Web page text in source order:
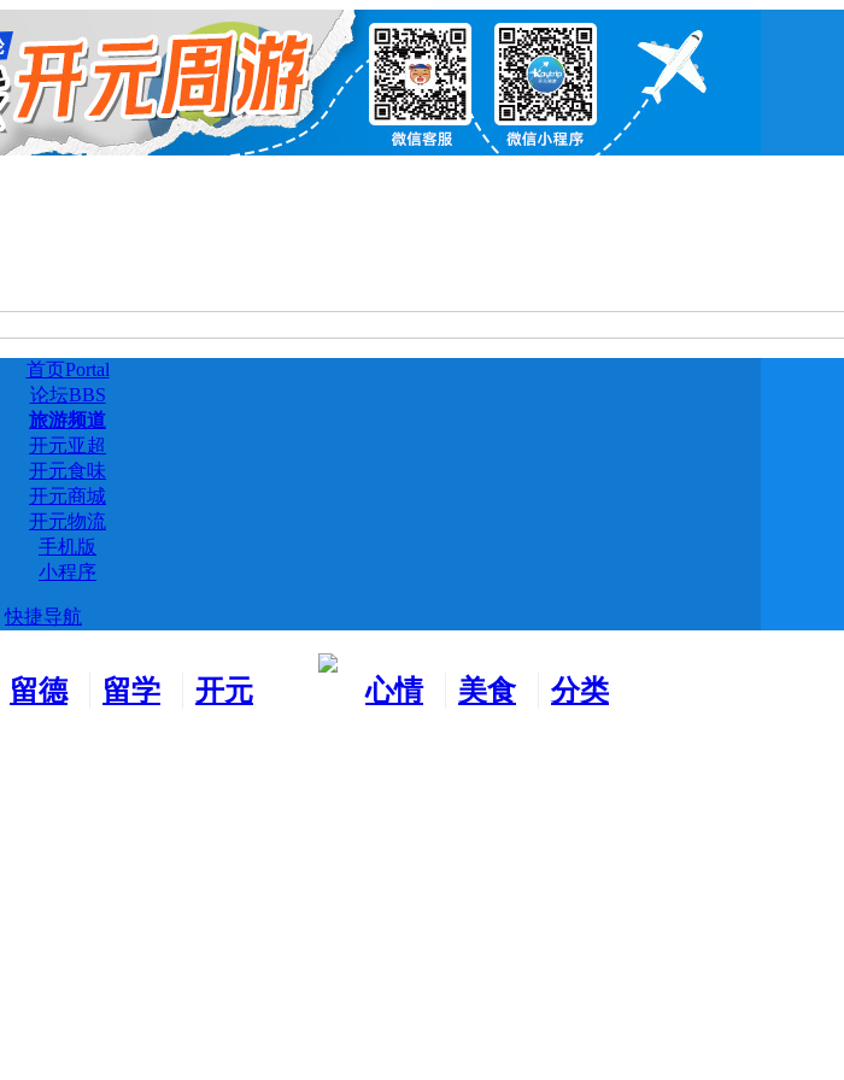
首页Portal
论坛BBS
旅游频道
开元亚超
开元食味
开元商城
开元物流
手机版
小程序
快捷导航
留德
留学
开元
心情
美食
分类